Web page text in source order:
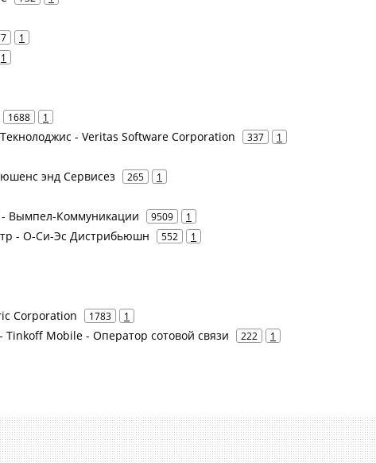
1
1
1688 1
- Veritas Software Corporation 337 1
энд Сервисез 265 1
Вымпел-Коммуникации 9509 1
- О-Си-Эс Дистрибьюшн 552 1
Corporation 1783 1
Mobile - Оператор сотовой связи 222 1